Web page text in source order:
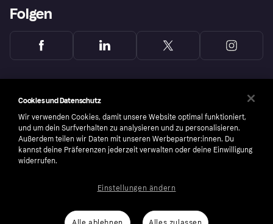
Folgen
number: 556737-0431
Cookies und Datenschutz
Wir verwenden Cookies, damit unsere Website optimal funktioniert,
und um dein Surfverhalten zu analysieren und zu personalisieren.
Außerdem teilen wir Daten mit unseren Werbepartner:innen. Du
kannst deine Präferenzen jederzeit verwalten oder deine Einwilligung
widerrufen.
Einstellungen ändern